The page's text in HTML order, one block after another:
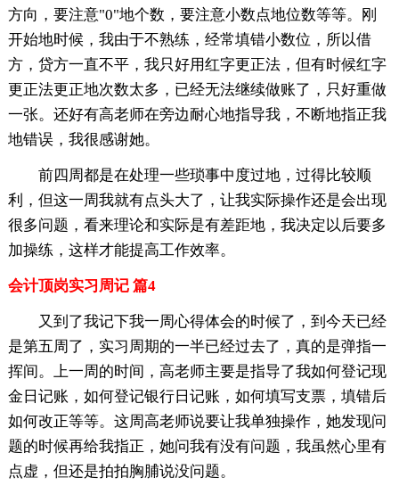
方向，要注意"0"地个数，要注意小数点地位数等等。刚
开始地时候，我由于不熟练，经常填错小数位，所以借
方，贷方一直不平，我只好用红字更正法，但有时候红字
更正法更正地次数太多，已经无法继续做账了，只好重做
一张。还好有高老师在旁边耐心地指导我，不断地指正我
地错误，我很感谢她。
前四周都是在处理一些琐事中度过地，过得比较顺
利，但这一周我就有点头大了，让我实际操作还是会出现
很多问题，看来理论和实际是有差距地，我决定以后要多
加操练，这样才能提高工作效率。
会计顶岗实习周记 篇4
又到了我记下我一周心得体会的时候了，到今天已经
是第五周了，实习周期的一半已经过去了，真的是弹指一
挥间。上一周的时间，高老师主要是指导了我如何登记现
金日记账，如何登记银行日记账，如何填写支票，填错后
如何改正等等。这周高老师说要让我单独操作，她发现问
题的时候再给我指正，她问我有没有问题，我虽然心里有
点虚，但还是拍拍胸脯说没问题。